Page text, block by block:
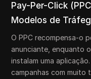
Pay-Per-Click
Modelos de
O PPC recompensa-o
anunciante, enquanto
instalam uma
campanhas com muito